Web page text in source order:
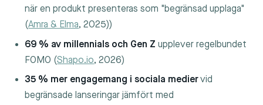
när en produkt presenteras som "begränsad upplaga"
(Amra & Elma, 2025))
69 % av millennials och Gen Z upplever regelbundet
FOMO (Shapo.io, 2026)
35 % mer engagemang i sociala mediervid
begränsade lanseringar jämfört med